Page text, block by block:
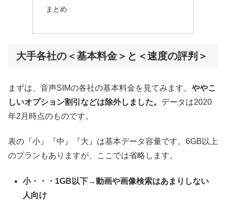
まとめ
大手各社の＜基本料金＞と＜速度の評判＞
まずは、音声SIMの各社の基本料金を見てみます。 ややこ
しいオプション割引などは除外しました。 データは2020
年2月時点のものです。
表の『小』『中』『大』は基本データ容量です。6GB以上
のプランもありますが、ここでは省略します。
小・・・1GB以下→動画や画像検索はあまりしない
人向け